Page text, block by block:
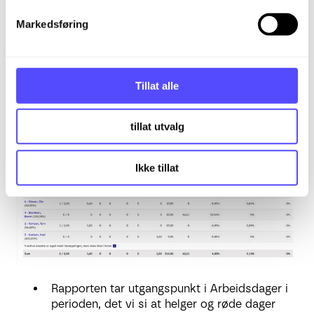
Markedsføring
Tillat alle
tillat utvalg
Ikke tillat
Hold musepeker over info ikon for å se
Liten er tilgangsstyrt slik at man kun ser de
man har tilgang til.
Rapporten tar utgangspunkt i Arbeidsdager i
perioden, det vi si at helger og røde dager